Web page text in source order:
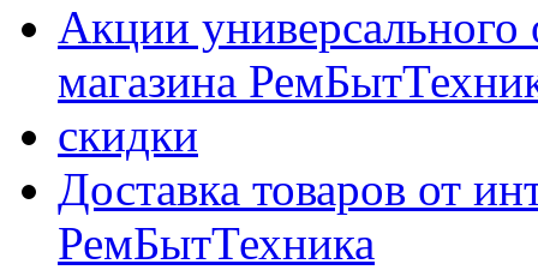
Акции универсального
магазина
скидки
Доставка товаров от
РемБытТехника